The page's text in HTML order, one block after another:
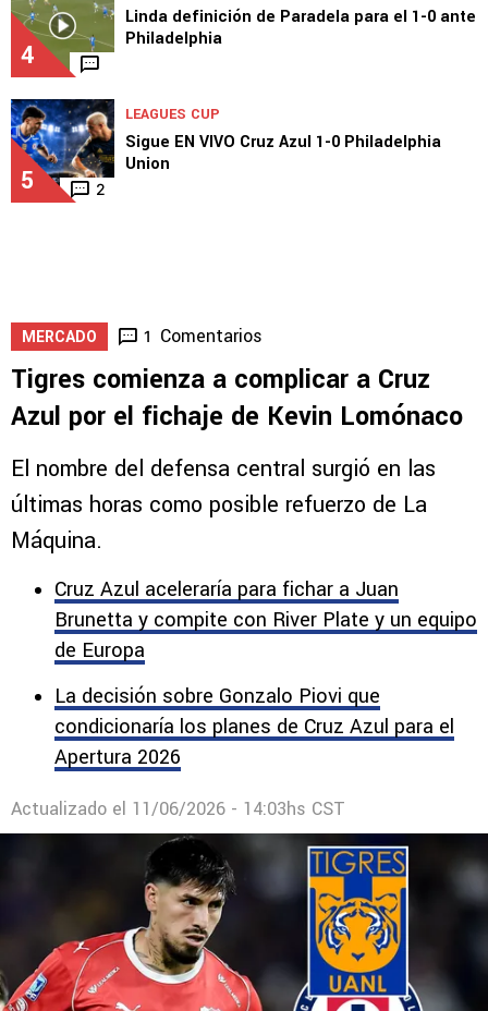
4
Linda definición de Paradela para el 1-0 ante
Philadelphia
5 2
LEAGUES CUP
Sigue EN VIVO Cruz Azul 1-0 Philadelphia
Union
MERCADO 1 Comentarios
Tigres comienza a complicar a Cruz
Azul por el fichaje de Kevin Lomónaco
El nombre del defensa central surgió en las
últimas horas como posible refuerzo de La
Máquina.
Cruz Azul aceleraría para fichar a Juan
Brunetta y compite con River Plate y un equipo
de Europa
La decisión sobre Gonzalo Piovi que
condicionaría los planes de Cruz Azul para el
Apertura 2026
Actualizado el 11/06/2026 - 14:03hs CST